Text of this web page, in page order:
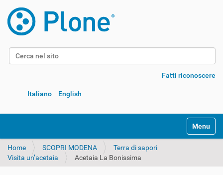
Cerca nel sito
Fatti riconoscere
Italiano English
Alterna
Home SCOPRI MODENA
Terra di sapori
Visita un’acetaia
Acetaia La Bonissima